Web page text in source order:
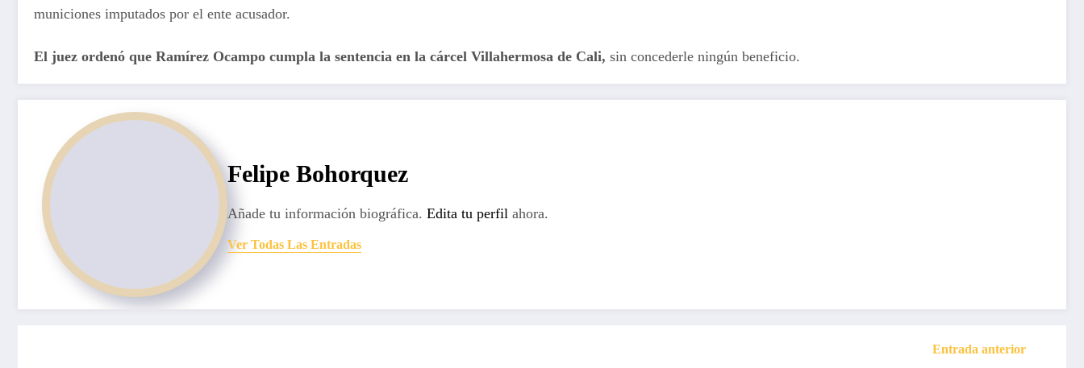
municiones imputados por el ente acusador.
El juez ordenó que Ramírez Ocampo cumpla la sentencia en la cárcel Villahermosa de Cali, sin concederle ningún beneficio.
Felipe Bohorquez
Añade tu información biográfica. Edita tu perfil ahora.
Ver Todas Las Entradas
Entrada anterior